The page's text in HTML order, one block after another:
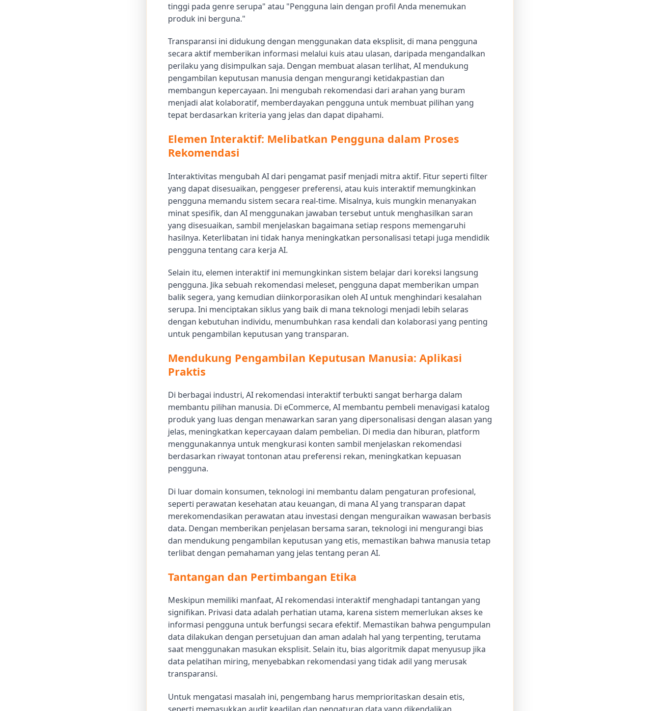
tinggi pada genre serupa" atau "Pengguna lain dengan profil Anda menemukan
produk ini berguna."
Transparansi ini didukung dengan menggunakan data eksplisit, di mana pengguna
secara aktif memberikan informasi melalui kuis atau ulasan, daripada mengandalkan
perilaku yang disimpulkan saja. Dengan membuat alasan terlihat, AI mendukung
pengambilan keputusan manusia dengan mengurangi ketidakpastian dan
membangun kepercayaan. Ini mengubah rekomendasi dari arahan yang buram
menjadi alat kolaboratif, memberdayakan pengguna untuk membuat pilihan yang
tepat berdasarkan kriteria yang jelas dan dapat dipahami.
Elemen Interaktif: Melibatkan Pengguna dalam Proses
Rekomendasi
Interaktivitas mengubah AI dari pengamat pasif menjadi mitra aktif. Fitur seperti filter
yang dapat disesuaikan, penggeser preferensi, atau kuis interaktif memungkinkan
pengguna memandu sistem secara real-time. Misalnya, kuis mungkin menanyakan
minat spesifik, dan AI menggunakan jawaban tersebut untuk menghasilkan saran
yang disesuaikan, sambil menjelaskan bagaimana setiap respons memengaruhi
hasilnya. Keterlibatan ini tidak hanya meningkatkan personalisasi tetapi juga mendidik
pengguna tentang cara kerja AI.
Selain itu, elemen interaktif ini memungkinkan sistem belajar dari koreksi langsung
pengguna. Jika sebuah rekomendasi meleset, pengguna dapat memberikan umpan
balik segera, yang kemudian diinkorporasikan oleh AI untuk menghindari kesalahan
serupa. Ini menciptakan siklus yang baik di mana teknologi menjadi lebih selaras
dengan kebutuhan individu, menumbuhkan rasa kendali dan kolaborasi yang penting
untuk pengambilan keputusan yang transparan.
Mendukung Pengambilan Keputusan Manusia: Aplikasi
Praktis
Di berbagai industri, AI rekomendasi interaktif terbukti sangat berharga dalam
membantu pilihan manusia. Di eCommerce, AI membantu pembeli menavigasi katalog
produk yang luas dengan menawarkan saran yang dipersonalisasi dengan alasan yang
jelas, meningkatkan kepercayaan dalam pembelian. Di media dan hiburan, platform
menggunakannya untuk mengkurasi konten sambil menjelaskan rekomendasi
berdasarkan riwayat tontonan atau preferensi rekan, meningkatkan kepuasan
pengguna.
Di luar domain konsumen, teknologi ini membantu dalam pengaturan profesional,
seperti perawatan kesehatan atau keuangan, di mana AI yang transparan dapat
merekomendasikan perawatan atau investasi dengan menguraikan wawasan berbasis
data. Dengan memberikan penjelasan bersama saran, teknologi ini mengurangi bias
dan mendukung pengambilan keputusan yang etis, memastikan bahwa manusia tetap
terlibat dengan pemahaman yang jelas tentang peran AI.
Tantangan dan Pertimbangan Etika
Meskipun memiliki manfaat, AI rekomendasi interaktif menghadapi tantangan yang
signifikan. Privasi data adalah perhatian utama, karena sistem memerlukan akses ke
informasi pengguna untuk berfungsi secara efektif. Memastikan bahwa pengumpulan
data dilakukan dengan persetujuan dan aman adalah hal yang terpenting, terutama
saat menggunakan masukan eksplisit. Selain itu, bias algoritmik dapat menyusup jika
data pelatihan miring, menyebabkan rekomendasi yang tidak adil yang merusak
transparansi.
Untuk mengatasi masalah ini, pengembang harus memprioritaskan desain etis,